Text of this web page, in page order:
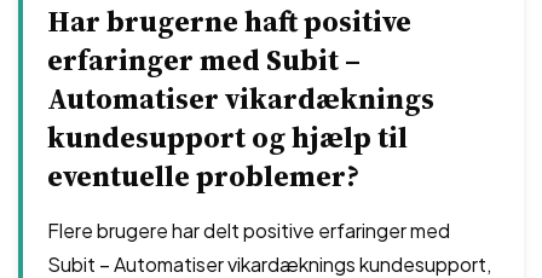
Har brugerne haft positive
erfaringer med Subit –
Automatiser vikardæknings
kundesupport og hjælp til
eventuelle problemer?
Flere brugere har delt positive erfaringer med
Subit – Automatiser vikardæknings kundesupport,